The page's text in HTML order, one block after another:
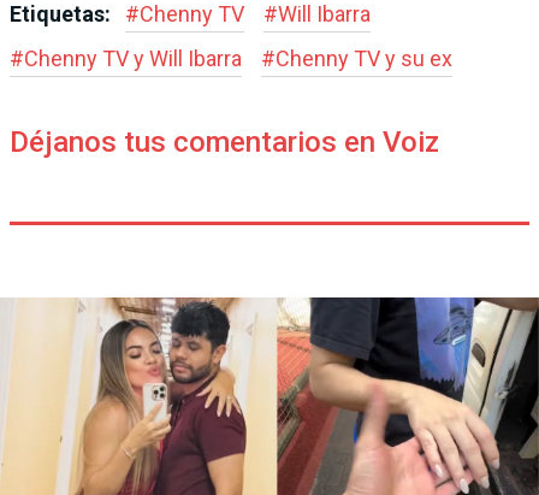
Etiquetas: #Chenny TV #Will Ibarra
#Chenny TV y Will Ibarra #Chenny TV y su ex
Déjanos tus comentarios en Voiz